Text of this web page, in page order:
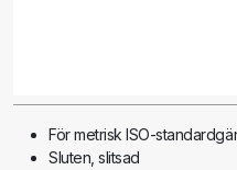
För metrisk ISO-
Sluten, slitsad